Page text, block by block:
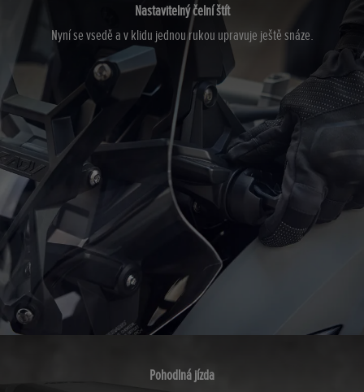
Nastavitelný čelní štít
Nyní se vsedě a v klidu jednou rukou upravuje ještě snáze.
Pohodlná jízda